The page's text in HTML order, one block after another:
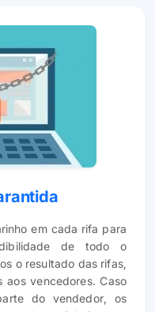
em cada rifa para
de todo o
o resultado das rifas,
vencedores. Caso
do vendedor, os